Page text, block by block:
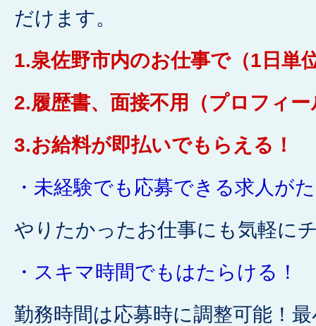
だけます。
1.泉佐野市内のお仕事で（1日単
2.履歴書、面接不用（プロフィ
3.お給料が即払いでもらえる！
・未経験でも応募できる求人が
やりたかったお仕事にも気軽に
・スキマ時間でもはたらける！
勤務時間は応募時に調整可能！